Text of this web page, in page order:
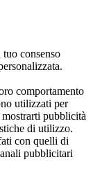
consenso
comportamento
utilizzati per
pubblicità
di utilizzo.
con quelli di
pubblicitari